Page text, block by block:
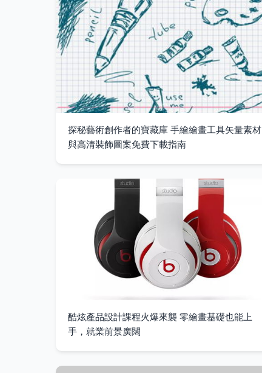
探秘藝術創作者的寶藏庫 手繪繪畫工具矢量素材
與高清裝飾圖案免費下載指南
酷炫產品設計課程火爆來襲 零繪畫基礎也能上
手，就業前景廣闊